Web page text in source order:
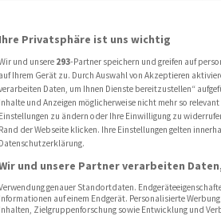
Widersprüchliche Signale aus der
Signale
Ihre Privatsphäre ist uns wichtig
und unsere 293-Partner speichern und greifen auf
auf Ihrem Gerät zu. Durch Auswahl von Akzeptieren
Daten, um Ihnen Dienste bereitzustellen“
Inhalte und Anzeigen möglicherweise nicht mehr so
Einstellungen zu ändern oder Ihre Einwilligung zu
Rand der Webseite klicken. Ihre Einstellungen gelten
Datenschutzerklärung.
und unsere Partner verarbeiten
genauer Standortdaten.
Informationen auf einem Endgerät. Personalisierte
Inhalten, Zielgruppenforschung sowie Entwicklung und